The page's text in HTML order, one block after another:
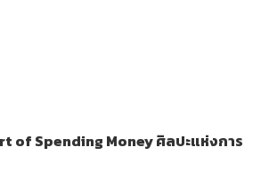
of Spending Money ศิลปะแห่งการ